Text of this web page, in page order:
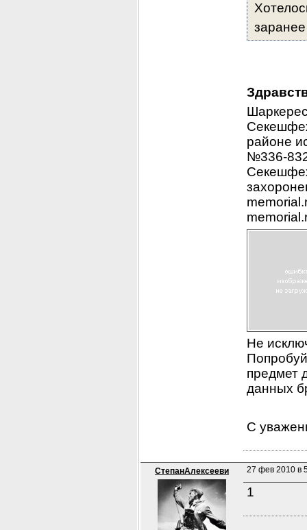
районе
№336-
Не
предмет
данных
С
СтепанАлексееви 27 фев 2010 в
1